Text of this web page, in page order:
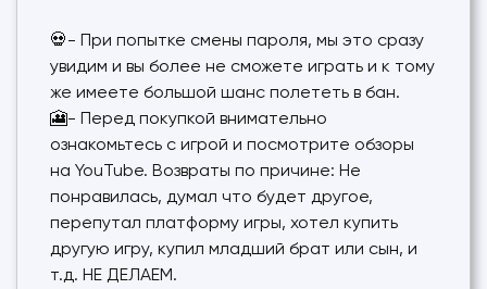
💀- При попытке смены пароля, мы это сразу
увидим и вы более не сможете играть и к тому
же имеете большой шанс полететь в бан.
🎦- Перед покупкой внимательно
ознакомьтесь с игрой и посмотрите обзоры
на YouTube. Возвраты по причине: Не
понравилась, думал что будет другое,
перепутал платформу игры, хотел купить
другую игру, купил младший брат или сын, и
т.д. НЕ ДЕЛАЕМ.